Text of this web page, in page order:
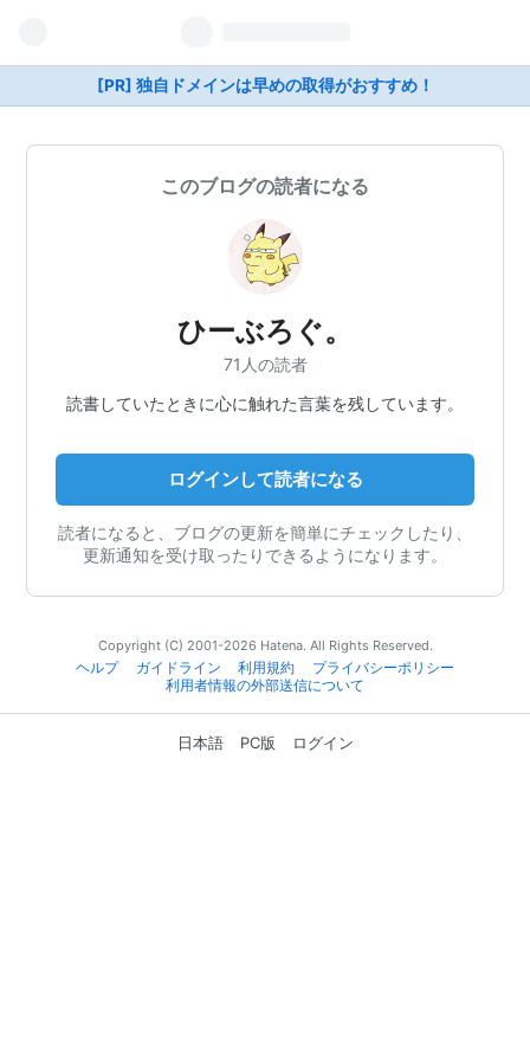
[PR] 独自ドメインは早めの取得がおすすめ！
このブログの読者になる
ひーぶろぐ。
71人の読者
読書していたときに心に触れた言葉を残しています。
ログインして読者になる
読者になると、ブログの更新を簡単にチェックしたり、
更新通知を受け取ったりできるようになります。
Copyright (C) 2001-2026 Hatena. All Rights Reserved.
ヘルプ
ガイドライン 利用規約
プライバシーポリシー
利用者情報の外部送信について
日本語 PC版 ログイン